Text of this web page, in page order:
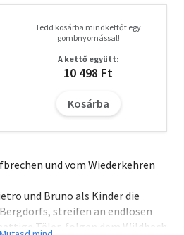
Tedd kosárba mindkettőt egy
gombnyomással!
A kettő együtt:
10 498 Ft
Kosárba
und vom Wiederkehren
und Bruno als Kinder die
streifen an endlosen
Täler, folgen dem Wildbach